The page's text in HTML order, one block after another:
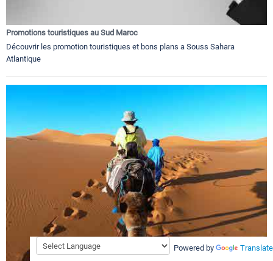
Promotions touristiques au Sud Maroc
Découvrir les promotion touristiques et bons plans a Souss Sahara
Atlantique
Powered by Translate